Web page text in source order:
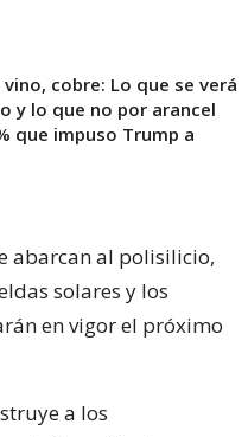
vino, cobre: Lo que se verá
y lo que no por arancel
que impuso Trump a
abarcan al polisilicio,
solares y los
en vigor el próximo
a los